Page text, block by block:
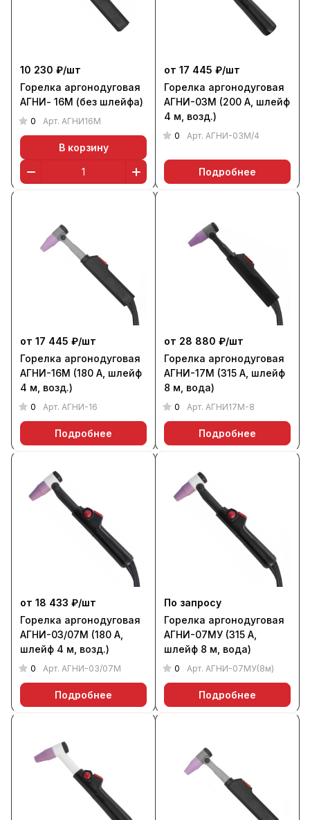
10 230 ₽/шт
Горелка аргонодуговая
АГНИ- 16М (без шлейфа)
0 Арт. АГНИ16М
В корзину
от 17 445 ₽/шт
Горелка аргонодуговая
АГНИ-03М (200 А, шлейф
4 м, возд.)
0 Арт. АГНИ-03М/4
Подробнее
от 17 445 ₽/шт
Горелка аргонодуговая
АГНИ-16М (180 А, шлейф
4 м, возд.)
0 Арт. АГНИ-16
Подробнее
от 28 880 ₽/шт
Горелка аргонодуговая
АГНИ-17М (315 А, шлейф
8 м, вода)
0 Арт. АГНИ17М-8
Подробнее
от 18 433 ₽/шт
Горелка аргонодуговая
АГНИ-03/07М (180 А,
шлейф 4 м, возд.)
0 Арт. АГНИ-03/07М
Подробнее
По запросу
Горелка аргонодуговая
АГНИ-07МУ (315 А,
шлейф 8 м, вода)
0 Арт. АГНИ-07МУ(8м)
Подробнее